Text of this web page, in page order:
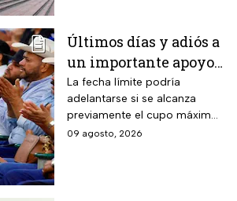
Últimos días y adiós a
un importante apoyo
en Sinaloa: hasta el 15
de agosto
permanecerá abierto
el registro para este
La fecha límite podría
adelantarse si se alcanza
previamente el cupo máximo
de productores establecido
09 agosto, 2026